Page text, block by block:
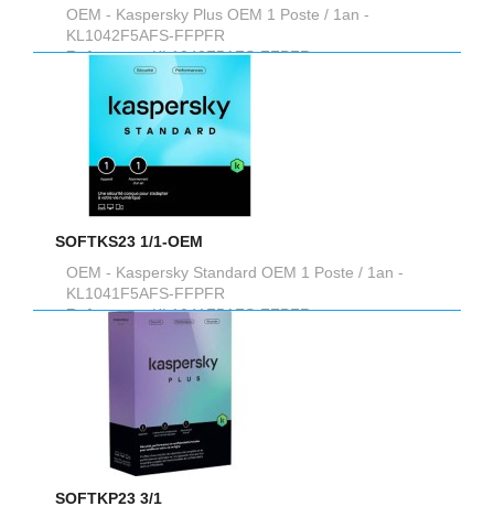
OEM - Kaspersky Plus OEM 1 Poste / 1an -
KL1042F5AFS-FFPFR
Reference :KL1042F5AFS-FFPFR
SOFTKS23 1/1-OEM
OEM - Kaspersky Standard OEM 1 Poste / 1an -
KL1041F5AFS-FFPFR
Reference :KL1041F5AFS-FFPFR
SOFTKP23 3/1